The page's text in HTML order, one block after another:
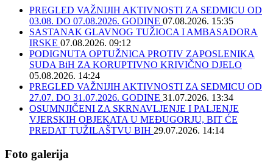
PREGLED VAŽNIJIH AKTIVNOSTI ZA SEDMICU OD
03.08. DO 07.08.2026. GODINE 07.08.2026. 15:35
SASTANAK GLAVNOG TUŽIOCA I AMBASADORA
IRSKE 07.08.2026. 09:12
PODIGNUTA OPTUŽNICA PROTIV ZAPOSLENIKA
SUDA BiH ZA KORUPTIVNO KRIVIČNO DJELO
05.08.2026. 14:24
PREGLED VAŽNIJIH AKTIVNOSTI ZA SEDMICU OD
27.07. DO 31.07.2026. GODINE 31.07.2026. 13:34
OSUMNJIČENI ZA SKRNAVLJENJE I PALJENJE
VJERSKIH OBJEKATA U MEĐUGORJU, BIT ĆE
PREDAT TUŽILAŠTVU BIH 29.07.2026. 14:14
Foto galerija